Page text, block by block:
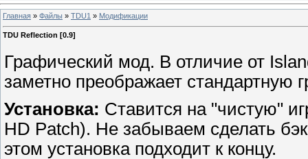
Главная » Файлы » TDU1 » Модификации
TDU Reflection [0.9]
Графический мод. В отличие от
заметно преображает стандартную
Установка: Ставится на "чистую"
HD Patch). Не забываем сделать
этом установка подходит к концу.